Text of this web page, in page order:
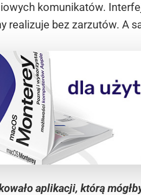
komunikatów.
realizuje bez zarzutów. A
aplikacji, którą